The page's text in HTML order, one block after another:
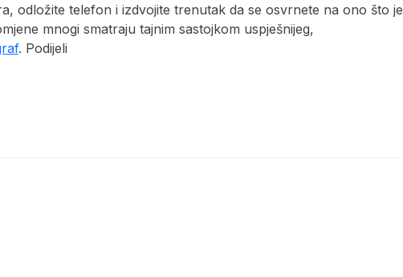
odložite telefon i izdvojite trenutak da se osvrnete na ono što je
mnogi smatraju tajnim sastojkom uspješnijeg,
. Podijeli